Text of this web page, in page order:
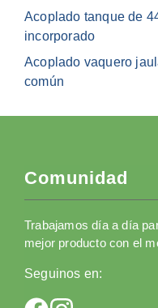
Acoplado tanque de
incorporado
Acoplado vaquero
común
Comunidad
Trabajamos día a día
mejor producto con el
Seguinos en: